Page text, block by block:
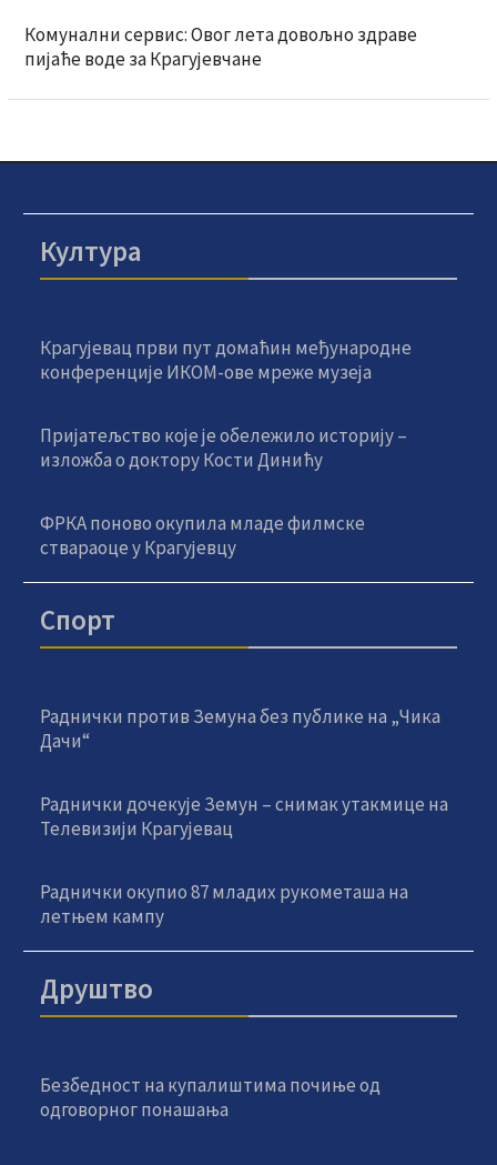
Комунални сервис: Овог лета довољно здраве
пијаће воде за Крагујевчане
Култура
Крагујевац први пут домаћин међународне
конференције ИКОМ-ове мреже музеја
Пријатељство које је обележило историју –
изложба о доктору Кости Динићу
ФРКА поново окупила младе филмске
ствараоце у Крагујевцу
Спорт
Раднички против Земуна без публике на „Чика
Дачи“
Раднички дочекује Земун – снимак утакмице на
Телевизији Крагујевац
Раднички окупио 87 младих рукометаша на
летњем кампу
Друштво
Безбедност на купалиштима почиње од
одговорног понашања